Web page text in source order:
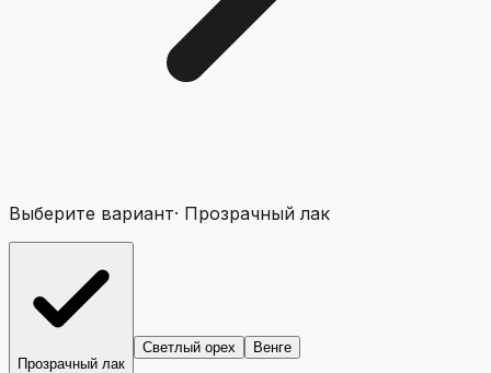
Выберите вариант· Прозрачный лак
Прозрачный лак
Светлый орех Венге